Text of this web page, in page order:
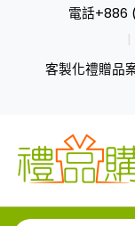
電話+886
客製化禮贈品